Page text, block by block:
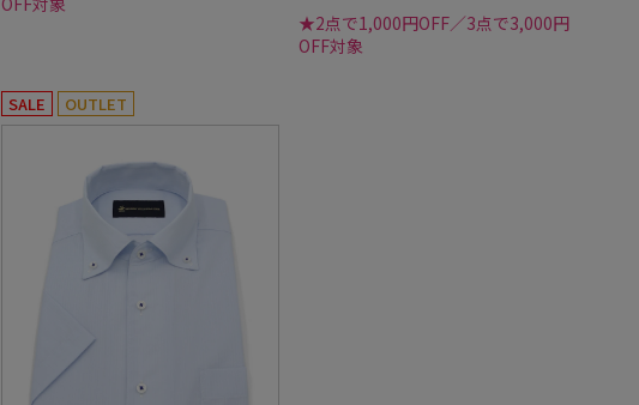
★2点で1,000円OFF／3点で3,000円
OFF対象
SALE OUTLET